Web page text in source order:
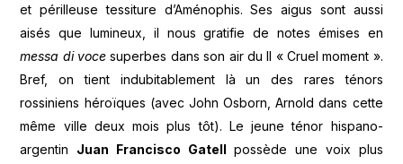
et périlleuse tessiture d’Aménophis. Ses aigus sont aussi
aisés que lumineux, il nous gratifie de notes émises en
messa di voce superbes dans son air du II « Cruel moment ».
Bref, on tient indubitablement là un des rares ténors
rossiniens héroïques (avec John Osborn, Arnold dans cette
même ville deux mois plus tôt). Le jeune ténor hispano-
argentin Juan Francisco Gatell possède une voix plus